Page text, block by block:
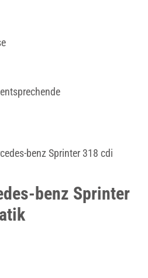
benz Sprinter 318 cdi
benz Sprinter